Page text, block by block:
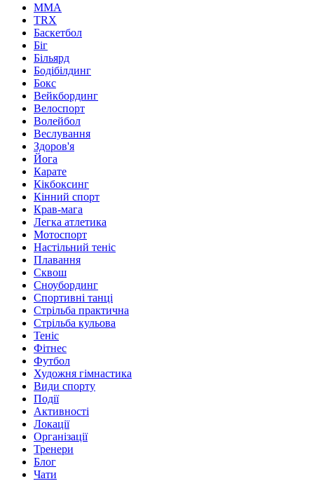
MMA
TRX
Баскетбол
Біг
Більярд
Бодібілдинг
Бокс
Вейкбординг
Велоспорт
Волейбол
Веслування
Здоров'я
Йога
Карате
Кікбоксинг
Кінний спорт
Крав-мага
Легка атлетика
Мотоспорт
Настільний теніс
Плавання
Сквош
Сноубординг
Спортивні танці
Стрільба практична
Стрільба кульова
Теніс
Фітнес
Футбол
Художня гімнастика
Види спорту
Події
Активності
Локації
Організації
Тренери
Блог
Чати